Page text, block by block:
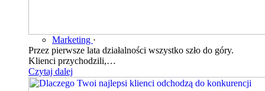
Marketing ·
Przez pierwsze lata działalności wszystko szło do góry.
Klienci przychodzili,…
Czytaj dalej